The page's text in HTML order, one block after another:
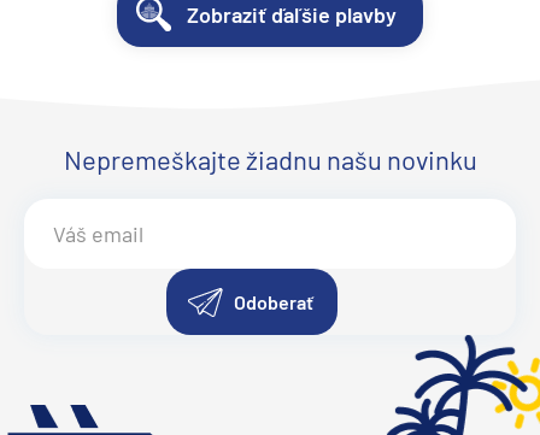
Zobraziť ďaľšie plavby
Nepremeškajte žiadnu našu novinku
Odoberať